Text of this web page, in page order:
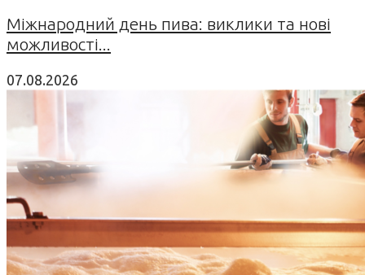
Міжнародний день пива: виклики та нові
можливості...
07.08.2026